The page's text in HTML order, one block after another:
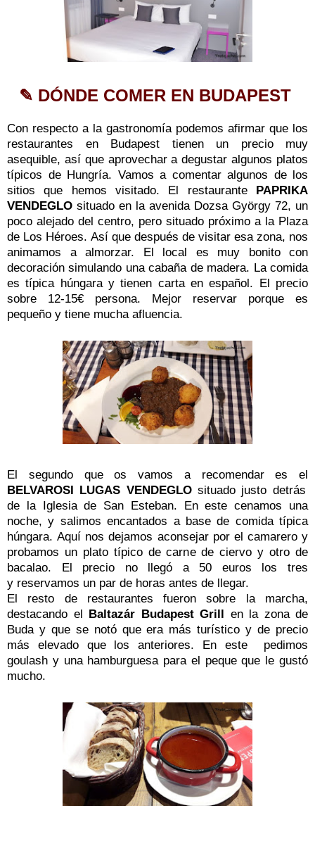
✎ DÓNDE COMER EN BUDAPEST
Con respecto a la gastronomía podemos afirmar que los
restaurantes en Budapest tienen un precio muy
asequible, así que aprovechar a degustar algunos platos
típicos de Hungría. Vamos a comentar algunos de los
sitios que hemos visitado. El restaurante PAPRIKA
VENDEGLO situado en la avenida Dozsa György 72, un
poco alejado del centro, pero situado próximo a la Plaza
de Los Héroes. Así que después de visitar esa zona, nos
animamos a almorzar. El local es muy bonito con
decoración simulando una cabaña de madera. La comida
es típica húngara y tienen carta en español. El precio
sobre 12-15€ persona. Mejor reservar porque es
pequeño y tiene mucha afluencia.
El segundo que os vamos a recomendar es el
BELVAROSI LUGAS VENDEGLOsituado justo detrás
de la Iglesia de San Esteban. En este cenamos una
noche, y salimos encantados a base de comida típica
húngara. Aquí nos dejamos aconsejar por el camarero y
probamos un plato típico de carne de ciervo y otro de
bacalao. El precio no llegó a 50 euros los tres
y reservamos un par de horas antes de llegar.
El resto de restaurantes fueron sobre la marcha,
destacando el Baltazár Budapest Grill en la zona de
Buda y que se notó que era más turístico y de precio
más elevado que los anteriores. En este pedimos
goulash y una hamburguesa para el peque que le gustó
mucho.